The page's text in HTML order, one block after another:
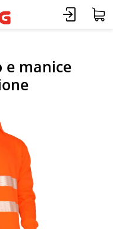
e manice